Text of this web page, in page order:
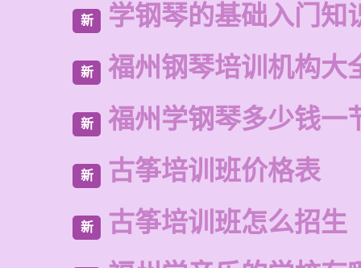
新 学钢琴的基础入门知
新 福州钢琴培训机构大
新 福州学钢琴多少钱一
新 古筝培训班价格表
新 古筝培训班怎么招生